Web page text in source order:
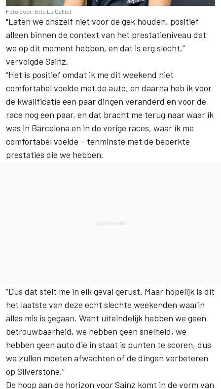
Foto door: Eric Le Galliot
"Laten we onszelf niet voor de gek houden, positief
alleen binnen de context van het prestatieniveau dat
we op dit moment hebben, en dat is erg slecht,”
vervolgde Sainz.
“Het is positief omdat ik me dit weekend niet
comfortabel voelde met de auto, en daarna heb ik voor
de kwalificatie een paar dingen veranderd en voor de
race nog een paar, en dat bracht me terug naar waar ik
was in Barcelona en in de vorige races, waar ik me
comfortabel voelde – tenminste met de beperkte
prestaties die we hebben.
“Dus dat stelt me in elk geval gerust. Maar hopelijk is dit
het laatste van deze echt slechte weekenden waarin
alles mis is gegaan. Want uiteindelijk hebben we geen
betrouwbaarheid, we hebben geen snelheid, we
hebben geen auto die in staat is punten te scoren, dus
we zullen moeten afwachten of de dingen verbeteren
op Silverstone.”
De hoop aan de horizon voor Sainz komt in de vorm van